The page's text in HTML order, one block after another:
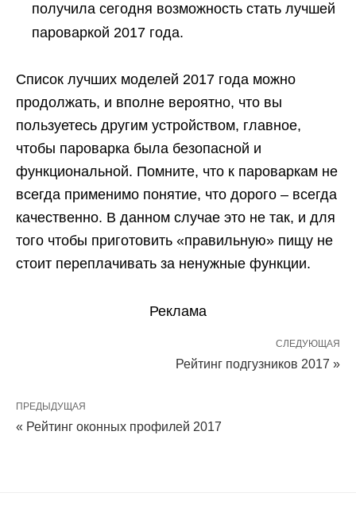
получила сегодня возможность стать лучшей
пароваркой 2017 года.
Список лучших моделей 2017 года можно
продолжать, и вполне вероятно, что вы
пользуетесь другим устройством, главное,
чтобы пароварка была безопасной и
функциональной. Помните, что к пароваркам не
всегда применимо понятие, что дорого – всегда
качественно. В данном случае это не так, и для
того чтобы приготовить «правильную» пищу не
стоит переплачивать за ненужные функции.
Реклама
СЛЕДУЮЩАЯ
Рейтинг подгузников 2017 »
ПРЕДЫДУЩАЯ
« Рейтинг оконных профилей 2017